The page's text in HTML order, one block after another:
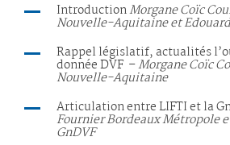
IntroductionMorgane Coïc
Nouvelle-Aquitaine et
Rappel législatif, actualités
donnée DVF –Morgane Coïc
Nouvelle-Aquitaine
Articulation entre LIFTI et la
Fournier Bordeaux Métropole
GnDVF